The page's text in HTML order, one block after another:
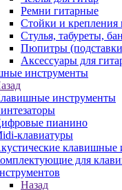
Ремни гитарные
Стойки и крепления
Стулья, табуреты,
Пюпитры
Аксессуары для
инструменты
инструменты
пианино
клавиатуры
клавишные
для
Назад